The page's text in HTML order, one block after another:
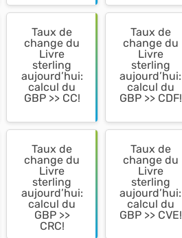
Taux de
change du
Livre
sterling
aujourd’hui:
calcul du
GBP >> CC!
Taux de
change du
Livre
sterling
aujourd’hui:
calcul du
GBP >> CDF!
Taux de
change du
Livre
sterling
aujourd’hui:
calcul du
GBP >>
CRC!
Taux de
change du
Livre
sterling
aujourd’hui:
calcul du
GBP >> CVE!